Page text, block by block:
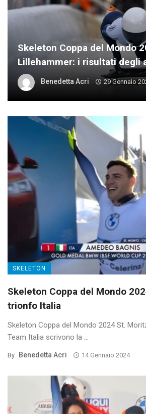
Skeleton Coppa del Mondo
Lillehammer: i risultati degli
Benedetta Acri 29 Gennaio
SKELETON
Skeleton Coppa del Mondo
trionfo Italia
Skeleton Coppa del Mondo 2024 St.
Team Italia scrivono la ...
By Benedetta Acri 14 Gennaio 2024